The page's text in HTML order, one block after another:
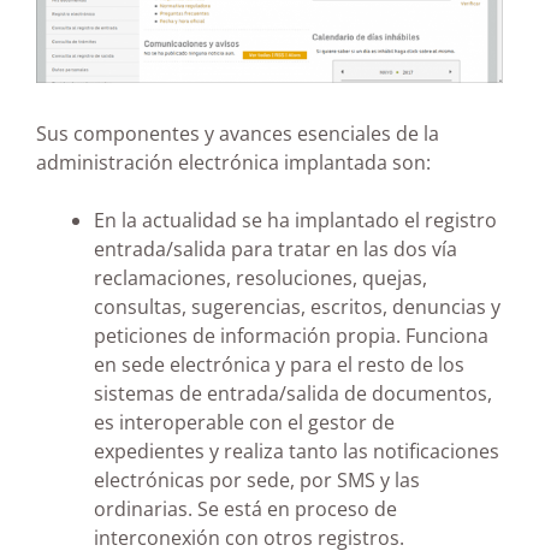
Sus componentes y avances esenciales de la
administración electrónica implantada son:
En la actualidad se ha implantado el registro
entrada/salida para tratar en las dos vía
reclamaciones, resoluciones, quejas,
consultas, sugerencias, escritos, denuncias y
peticiones de información propia. Funciona
en sede electrónica y para el resto de los
sistemas de entrada/salida de documentos,
es interoperable con el gestor de
expedientes y realiza tanto las notificaciones
electrónicas por sede, por SMS y las
ordinarias. Se está en proceso de
interconexión con otros registros.